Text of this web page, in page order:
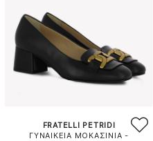
FRATELLI PETRIDI
ΓΥΝΑΙΚΕΙΑ ΜΟΚΑΣΙΝΙΑ -